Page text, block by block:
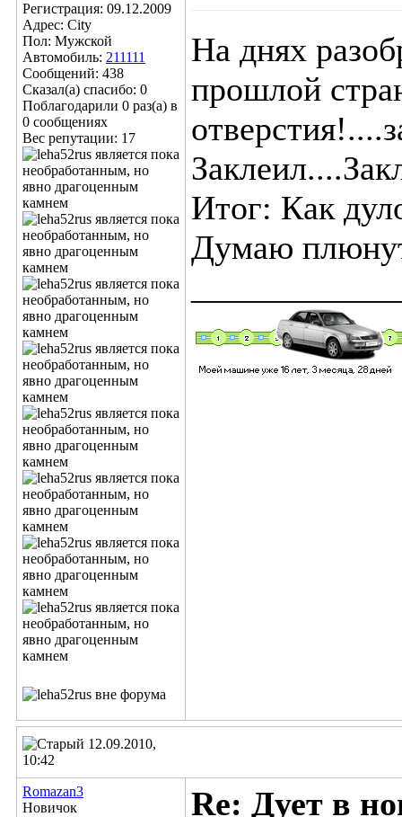
Регистрация: 09.12.2009
Адрес: City
Пол: Мужской
Автомобиль: 211111
Сообщений: 438
Сказал(а) спасибо: 0
Поблагодарили 0 раз(а) в
0 сообщениях
Вес репутации: 17
На днях
прошлой
Итог: Как
Думаю
12.09.2010,
10:42
Romazan3
Новичок
Re: Дует в